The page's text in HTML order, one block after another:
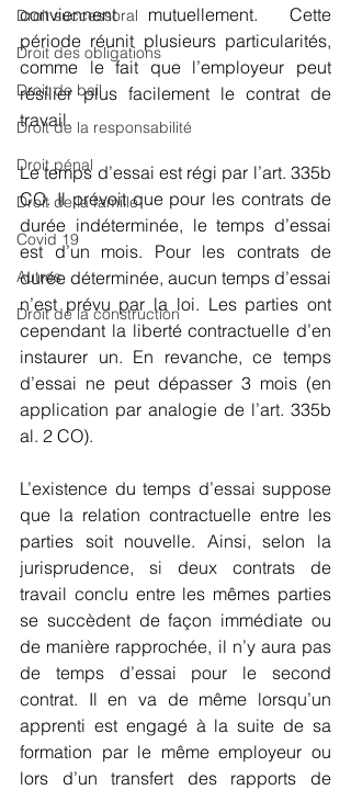
Droit successoral
Droit des obligations
Droit de bail
Droit de la responsabilité
Droit pénal
Droit de la famille
Covid 19
Autres
Droit de la construction
conviennent mutuellement. Cette
période réunit plusieurs particularités,
comme le fait que l’employeur peut
résilier plus facilement le contrat de
travail.
Le temps d’essai est régi par l’art. 335b
CO. Il prévoit que pour les contrats de
durée indéterminée, le temps d’essai
est d’un mois. Pour les contrats de
durée déterminée, aucun temps d’essai
n’est prévu par la loi. Les parties ont
cependant la liberté contractuelle d’en
instaurer un. En revanche, ce temps
d’essai ne peut dépasser 3 mois (en
application par analogie de l’art. 335b
al. 2 CO).
L’existence du temps d’essai suppose
que la relation contractuelle entre les
parties soit nouvelle. Ainsi, selon la
jurisprudence, si deux contrats de
travail conclu entre les mêmes parties
se succèdent de façon immédiate ou
de manière rapprochée, il n’y aura pas
de temps d’essai pour le second
contrat. Il en va de même lorsqu’un
apprenti est engagé à la suite de sa
formation par le même employeur ou
lors d’un transfert des rapports de